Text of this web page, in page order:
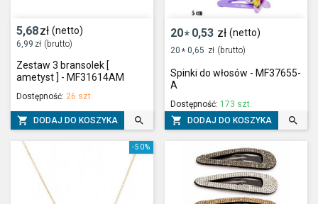
5,68zł (netto)
6,99 zł (brutto)
Zestaw 3 bransolek [
ametyst ] - MF31614AM
Dostępność: 26 szt.
 DODAJ DO KOSZYKA 
20* 0,53 zł (netto)
20 * 0,65 zł (brutto)
Spinki do włosów - MF37655-
A
Dostępność: 173 szt.
 DODAJ DO KOSZYKA 
-50%